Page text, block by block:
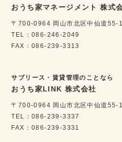
おうち家マネージメント 株式
〒700-0964 岡山市北区中仙道55-
TEL：086-246-2049
FAX：086-239-3313
サブリース・賃貸管理のことなら
おうち家LINK 株式会社
〒700-0964 岡山市北区中仙道55-
TEL：086-239-3337
FAX：086-239-3331